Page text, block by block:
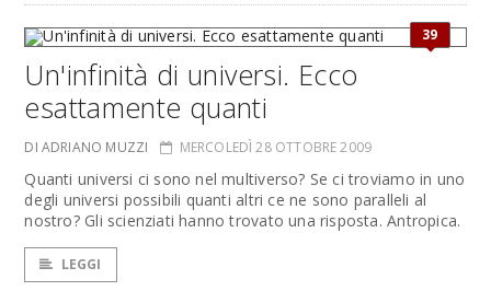
39
Un'infinità di universi. Ecco
esattamente quanti
DI ADRIANO MUZZI MERCOLEDÌ 28 OTTOBRE 2009
Quanti universi ci sono nel multiverso? Se ci troviamo in uno
degli universi possibili quanti altri ce ne sono paralleli al
nostro? Gli scienziati hanno trovato una risposta. Antropica.
LEGGI